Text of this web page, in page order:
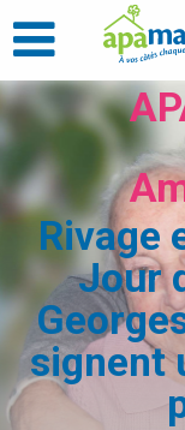
Rivage
Jour
signent